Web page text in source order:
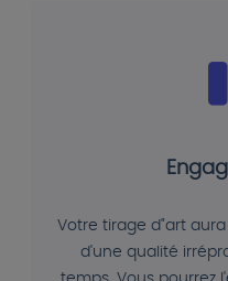
Votre tirage d"art
d'une qualité